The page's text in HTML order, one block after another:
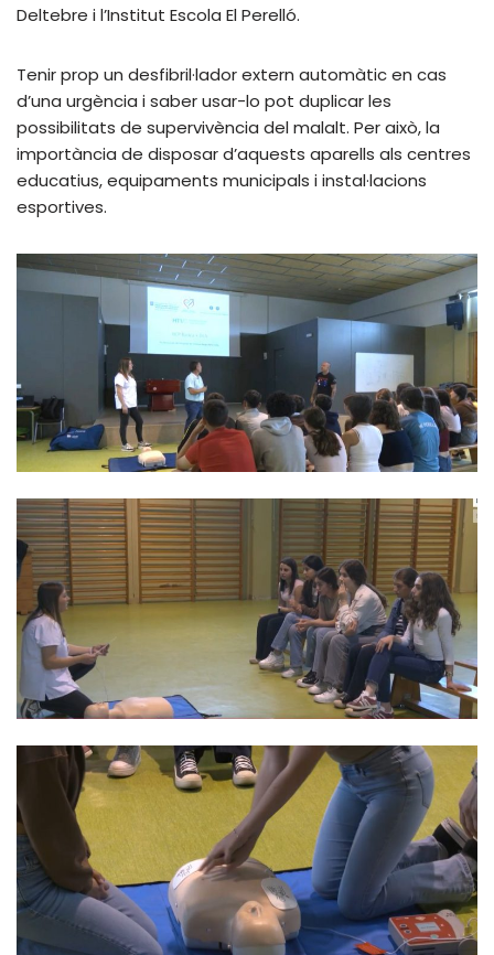
Deltebre i l’Institut Escola El Perelló.
Tenir prop un desfibril·lador extern automàtic en cas
d’una urgència i saber usar-lo pot duplicar les
possibilitats de supervivència del malalt. Per això, la
importància de disposar d’aquests aparells als centres
educatius, equipaments municipals i instal·lacions
esportives.